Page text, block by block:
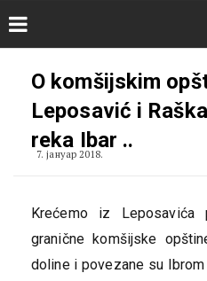
O komšijskim
Leposavić i
reka Ibar ..
7. јануар 2018.
Krećemo iz
granične komšijske
doline i povezane su